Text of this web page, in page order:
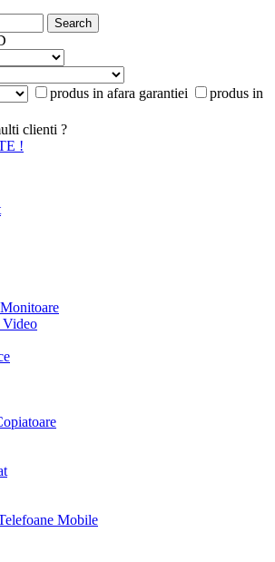
produs in afara garantiei
produs in
clienti ?
!
Video
Mobile